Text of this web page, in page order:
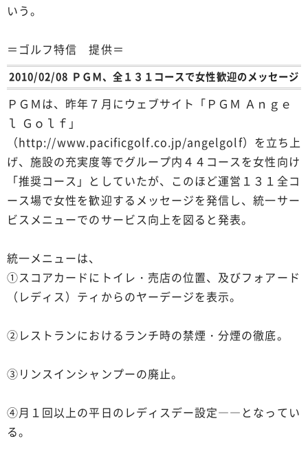
いう。
＝ゴルフ特信 提供＝
2010/02/08 ＰＧＭ、全１３１コースで女性歓迎のメッセージ
ＰＧＭは、昨年７月にウェブサイト「ＰＧＭ Ａｎｇｅ
ｌ Ｇｏｌｆ」
（http://www.pacificgolf.co.jp/angelgolf）を立ち上
げ、施設の充実度等でグループ内４４コースを女性向け
「推奨コース」としていたが、このほど運営１３１全コ
ース場で女性を歓迎するメッセージを発信し、統一サー
ビスメニューでのサービス向上を図ると発表。
統一メニューは、
①スコアカードにトイレ・売店の位置、及びフォアード
（レディス）ティからのヤーデージを表示。
②レストランにおけるランチ時の禁煙・分煙の徹底。
③リンスインシャンプーの廃止。
④月１回以上の平日のレディスデー設定――となってい
る。